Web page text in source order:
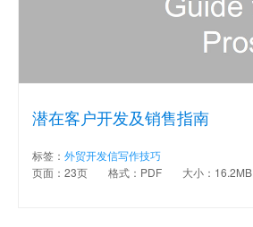
潜在客户开发及销售指南
标签： 外贸开发信写作技巧
页面：23页
格式：PDF 大小：16.2MB